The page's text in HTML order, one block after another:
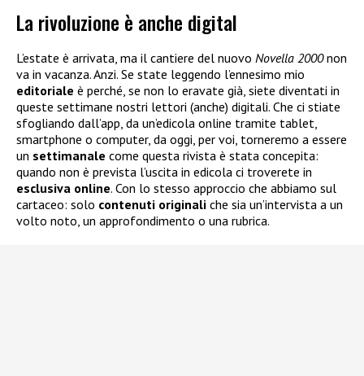
La rivoluzione è anche digital
L’estate è arrivata, ma il cantiere del nuovo Novella 2000non
va in vacanza. Anzi. Se state leggendo l’ennesimo mio
editoriale è perché, se non lo eravate già, siete diventati in
queste settimane nostri lettori (anche) digitali. Che ci stiate
sfogliando dall’app, da un’edicola online tramite tablet,
smartphone o computer, da oggi, per voi, torneremo a essere
un settimanale come questa rivista è stata concepita:
quando non è prevista l’uscita in edicola ci troverete in
esclusiva online. Con lo stesso approccio che abbiamo sul
cartaceo: solo contenuti originali che sia un’intervista a un
volto noto, un approfondimento o una rubrica.